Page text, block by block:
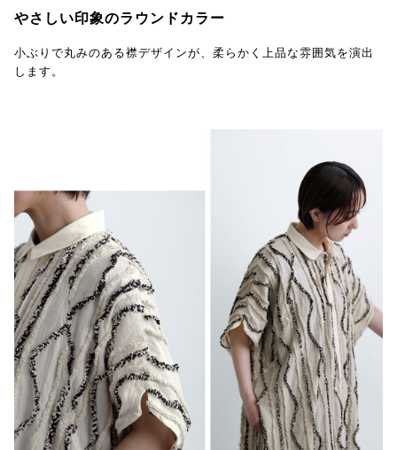
やさしい印象のラウンドカラー
小ぶりで丸みのある襟デザインが、柔らかく上品な雰囲気を演出
します。